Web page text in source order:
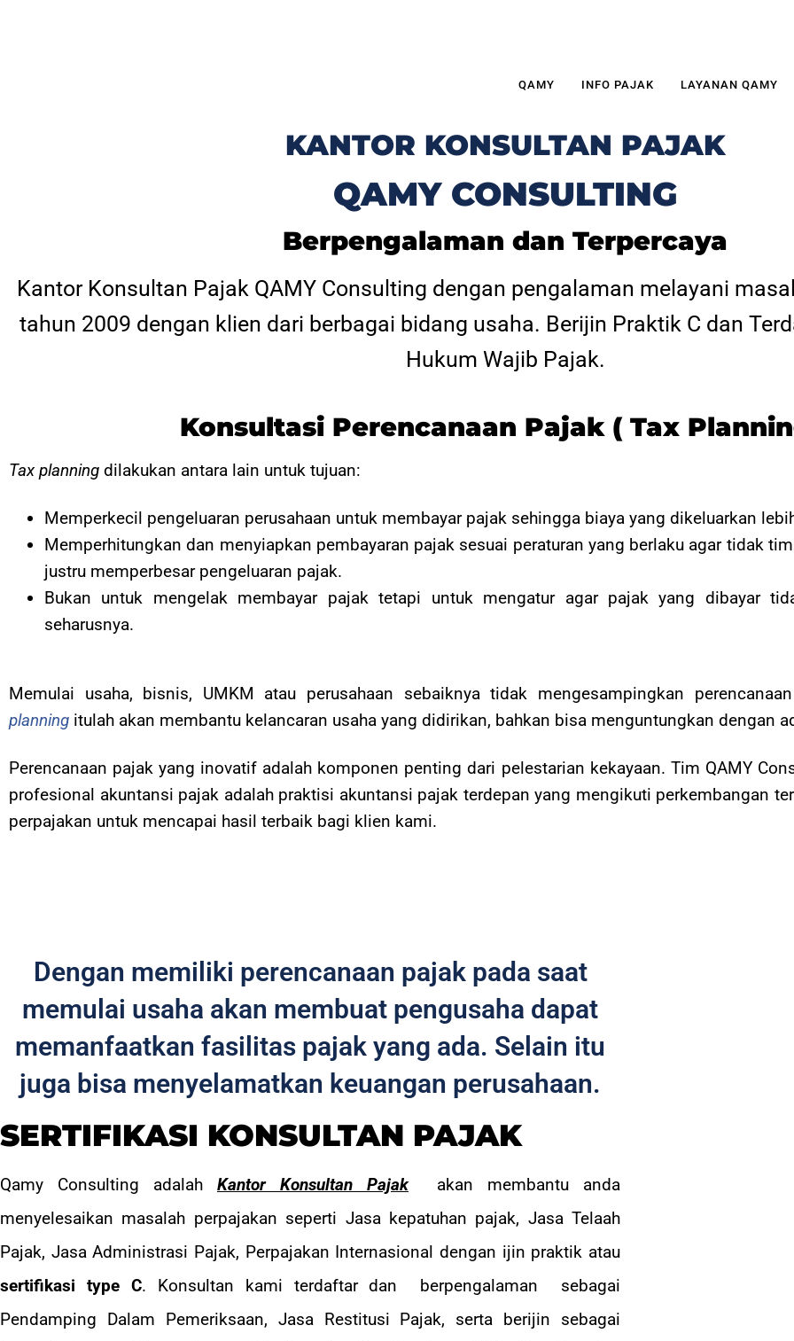
QAMY INFO PAJAK LAYANAN QAMY
KANTOR KONSULTAN PAJAK
QAMY CONSULTING
Berpengalaman dan Terpercaya
Kantor Konsultan Pajak QAMY Consulting dengan pengalaman melayani
tahun 2009 dengan klien dari berbagai bidang usaha. Berijin Praktik C dan
Hukum Wajib Pajak.
Konsultasi Perencanaan Pajak ( Tax
Tax planning dilakukan antara lain untuk tujuan:
Memperkecil pengeluaran perusahaan untuk membayar pajak sehingga biaya yang dikeluarkan
Memperhitungkan dan menyiapkan pembayaran pajak sesuai peraturan yang berlaku agar tidak
justru memperbesar pengeluaran pajak.
Bukan untuk mengelak membayar pajak tetapi untuk mengatur agar pajak yang dibayar
seharusnya.
Memulai usaha, bisnis, UMKM atau perusahaan sebaiknya tidak mengesampingkan
planning itulah akan membantu kelancaran usaha yang didirikan, bahkan bisa menguntungkan dengan
Perencanaan pajak yang inovatif adalah komponen penting dari pelestarian kekayaan. Tim QAMY
profesional akuntansi pajak adalah praktisi akuntansi pajak terdepan yang mengikuti perkembangan
perpajakan untuk mencapai hasil terbaik bagi klien kami.
Dengan memiliki perencanaan pajak pada saat
memulai usaha akan membuat pengusaha dapat
memanfaatkan fasilitas pajak yang ada. Selain itu
juga bisa menyelamatkan keuangan perusahaan.
SERTIFIKASI KONSULTAN PAJAK
Qamy Consulting adalah Kantor Konsultan Pajakakan membantu anda
menyelesaikan masalah perpajakan seperti Jasa kepatuhan pajak, Jasa Telaah
Pajak, Jasa Administrasi Pajak, Perpajakan Internasional dengan ijin praktik atau
sertifikasi type C. Konsultan kami terdaftar dan berpengalaman sebagai
Pendamping Dalam Pemeriksaan, Jasa Restitusi Pajak, serta berijin sebagai